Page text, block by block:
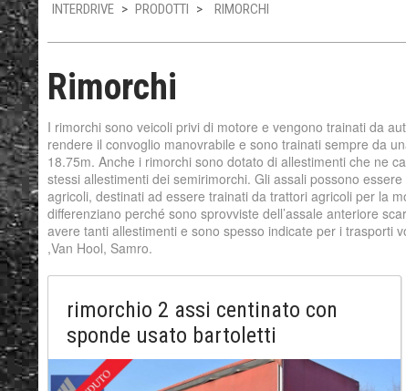
INTERDRIVE > PRODOTTI > RIMORCHI
Rimorchi
I rimorchi sono veicoli privi di motore e vengono trainati da
rendere il convoglio manovrabile e sono trainati sempre da
18.75m. Anche i rimorchi sono dotato di allestimenti che ne
stessi allestimenti dei semirimorchi. Gli assali possono
agricoli, destinati ad essere trainati da trattori agricoli per la
differenziano perché sono sprovviste dell’assale anteriore
avere tanti allestimenti e sono spesso indicate per i trasporti
,Van Hool, Samro.
rimorchio 2 assi centinato con
sponde usato bartoletti